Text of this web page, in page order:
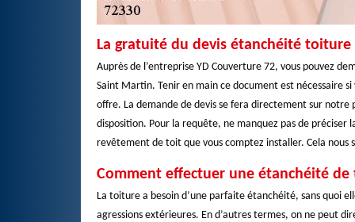
La gratuité du devis étanchéité toiture
Auprès de l’entreprise YD Couverture 72, vous pouvez
Saint Martin. Tenir en main ce document est nécessaire
offre. La demande de devis se fera directement sur
disposition. Pour la requête, ne manquez pas de
revêtement de toit que vous comptez installer. Cela nous
Comment effectuer une étanchéité de
La toiture a besoin d’une parfaite étanchéité, sans quoi
agressions extérieures. En d’autres termes, on ne peut